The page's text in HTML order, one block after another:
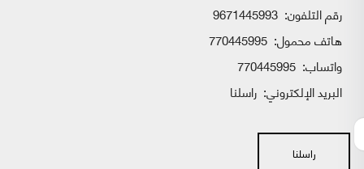
رقم التلفون: 9671445993
هاتف محمول: 770445995
واتساب:
البريد الإلكتروني: راسلنا
راسلنا